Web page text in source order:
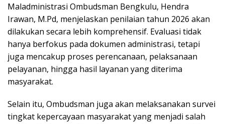
Maladministrasi Ombudsman Bengkulu, Hendra
Irawan, M.Pd, menjelaskan penilaian tahun 2026 akan
dilakukan secara lebih komprehensif. Evaluasi tidak
hanya berfokus pada dokumen administrasi, tetapi
juga mencakup proses perencanaan, pelaksanaan
pelayanan, hingga hasil layanan yang diterima
masyarakat.
Selain itu, Ombudsman juga akan melaksanakan survei
tingkat kepercayaan masyarakat yang menjadi salah